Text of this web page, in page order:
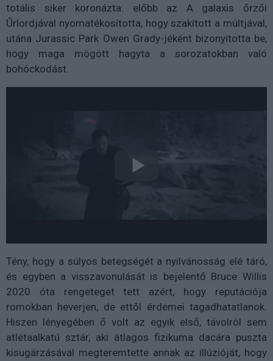
totális siker koronázta: előbb az A galaxis őrzői
Űrlordjával nyomatékosította, hogy szakított a múltjával,
utána Jurassic Park Owen Grady-jéként bizonyította be,
hogy maga mögött hagyta a sorozatokban való
bohóckodást.
Tény, hogy a súlyos betegségét a nyilvánosság elé táró,
és egyben a visszavonulását is bejelentő Bruce Willis
2020 óta rengeteget tett azért, hogy reputációja
romokban heverjen, de ettől érdemei tagadhatatlanok.
Hiszen lényegében ő volt az egyik első, távolról sem
atlétaalkatú sztár, aki átlagos fizikuma dacára puszta
kisugárzásával megteremtette annak az illúzióját, hogy